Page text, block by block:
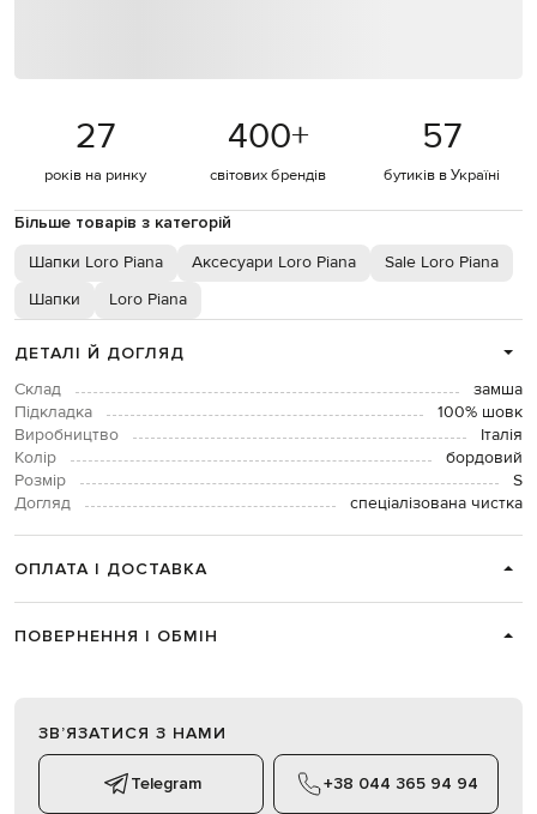
27
років на ринку
400+
світових брендів
57
бутиків в Україні
Більше товарів з категорій
Шапки Loro Piana Аксесуари Loro Piana
Sale Loro Piana
Шапки
Loro Piana
ДЕТАЛІ Й ДОГЛЯД
Склад
замша
Підкладка
100% шовк
Виробництво
Італія
Колір
бордовий
Розмір
S
Догляд
спеціалізована чистка
ОПЛАТА І ДОСТАВКА
ПОВЕРНЕННЯ І ОБМІН
ЗВʼЯЗАТИСЯ З НАМИ
Telegram +38 044 365 94 94